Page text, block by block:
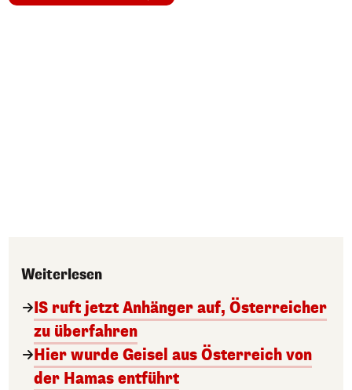
Weiterlesen
IS ruft jetzt Anhänger auf, Österreicher
zu überfahren
Hier wurde Geisel aus Österreich von
der Hamas entführt